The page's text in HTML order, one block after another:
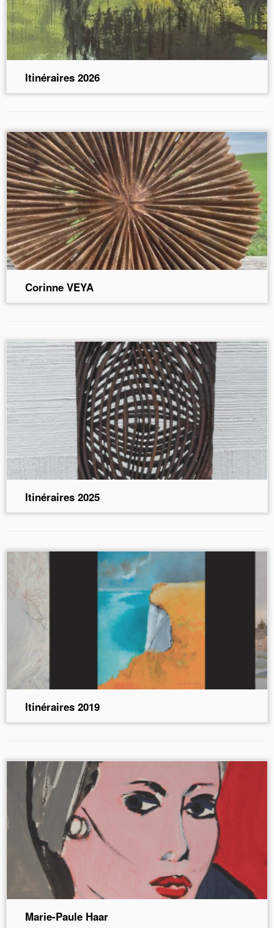
Itinéraires 2026
Corinne VEYA
Itinéraires 2025
Itinéraires 2019
Marie-Paule Haar